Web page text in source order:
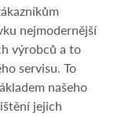
nejmodernější
výrobců a to
servisu. To
našeho
jejich